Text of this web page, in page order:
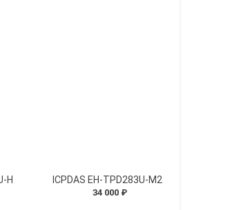
H ICPDAS EH-TPD283U-M2
34 000 ₽